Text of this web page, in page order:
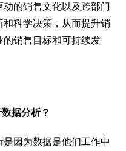
的销售文化以及跨部门
科学决策，从而提升销
销售目标和可持续发
据分析？
因为数据是他们工作中